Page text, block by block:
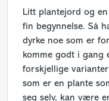
Litt plantejord og
fin begynnelse. Så
dyrke noe som er
komme godt i gang
forskjellige
som er en plante
seg selv, kan være